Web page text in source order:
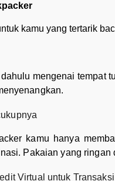
kamu yang tertarik
mengenai tempat
kamu hanya
Pakaian yang ringan
Virtual untuk Transaksi